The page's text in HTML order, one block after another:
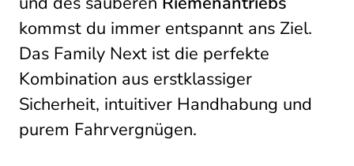
kommst du immer entspannt ans Ziel.
Das Family Next ist die perfekte
Kombination aus erstklassiger
Sicherheit, intuitiver Handhabung und
purem Fahrvergnügen.